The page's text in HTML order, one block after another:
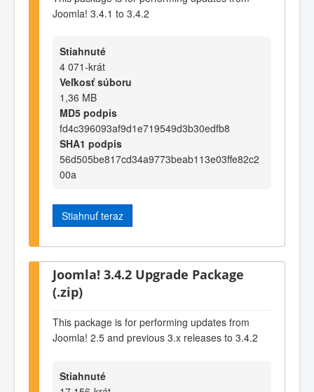
Joomla! 3.4.1 to 3.4.2
Stiahnuté
4 071-krát
Veľkosť súboru
1,36 MB
MD5 podpis
fd4c396093af9d1e719549d3b30edfb8
SHA1 podpis
56d505be817cd34a9773beab113e03ffe82c2
00a
Stiahnuť teraz
Joomla! 3.4.2 Upgrade Package
(.zip)
This package is for performing updates from
Joomla! 2.5 and previous 3.x releases to 3.4.2
Stiahnuté